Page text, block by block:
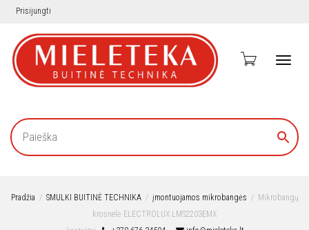
Prisijungti
Pradžia SMULKI BUITINĖ TECHNIKA įmontuojamos mikrobangės
Mikrobangų
krosnelė ELECTROLUX LMS2203EMX